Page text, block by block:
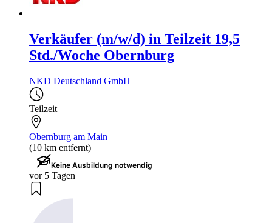
Verkäufer (m/w/d) in Teilzeit 19,5
Std./Woche Obernburg
NKD Deutschland GmbH
Teilzeit
Obernburg am Main
(10 km entfernt)
Keine Ausbildung notwendig
vor 5 Tagen